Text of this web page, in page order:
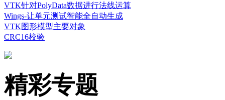
VTK针对PolyData数据进行法线运算
Wings-让单元测试智能全自动生成
VTK图形模型主要对象
CRC16校验
精彩专题